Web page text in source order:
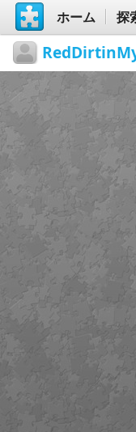
ホーム 探